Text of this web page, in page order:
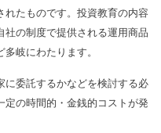
れたものです。投資教育の内容
社の制度で提供される運用商品
岐にわたります。
に委託するかなどを検討する必
の時間的・金銭的コストが発